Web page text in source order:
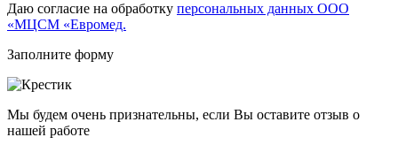
Даю согласие на обработку персональных данных ООО
«МЦСМ «Евромед.
Заполните форму
Мы будем очень признательны, если Вы оставите отзыв о
нашей работе